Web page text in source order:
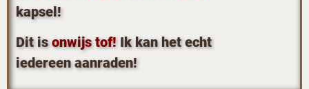
kapsel!
Dit isonwijs tof!Ik kan het echt
iedereen aanraden!